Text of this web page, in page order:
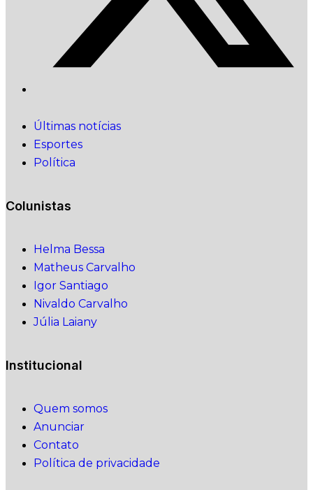
Últimas notícias
Esportes
Política
Colunistas
Helma Bessa
Matheus Carvalho
Igor Santiago
Nivaldo Carvalho
Júlia Laiany
Institucional
Quem somos
Anunciar
Contato
Política de privacidade